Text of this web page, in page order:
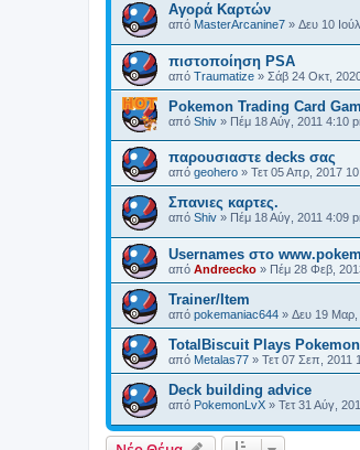
Αγορά Καρτών
από MasterArcanine7 » Δευ 10
πιστοποίηση PSA
από Traumatize » Σάβ 24 Οκτ,
Pokemon Trading Card
από Shiv » Πέμ 18 Αύγ, 2011 4:10
παρουσιαστε decks σας
από geohero » Τετ 05 Απρ, 2017
Σπανιες καρτες.
από Shiv » Πέμ 18 Αύγ, 2011 4:09
Usernames στο
από Andreecko » Πέμ 28 Φεβ,
Trainer/Item
από pokemaniac644 » Δευ 19 Μαρ,
TotalBiscuit Plays
από Metalas77 » Τετ 07 Σεπ, 2011
Deck building advice
από PokemonLvX » Τετ 31 Αύγ,